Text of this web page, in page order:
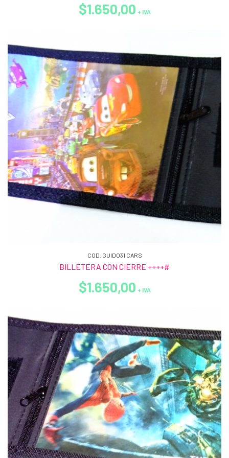
$1.650,00 + IVA
COD. GUIDO31 CARS
BILLETERA CON CIERRE ++++#
$1.650,00 + IVA